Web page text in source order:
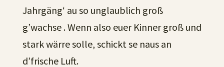
Jahrgäng‘ au so unglaublich groß
g’wachse . Wenn also euer Kinner groß und
stark wärre solle, schickt se naus an
d’frische Luft.